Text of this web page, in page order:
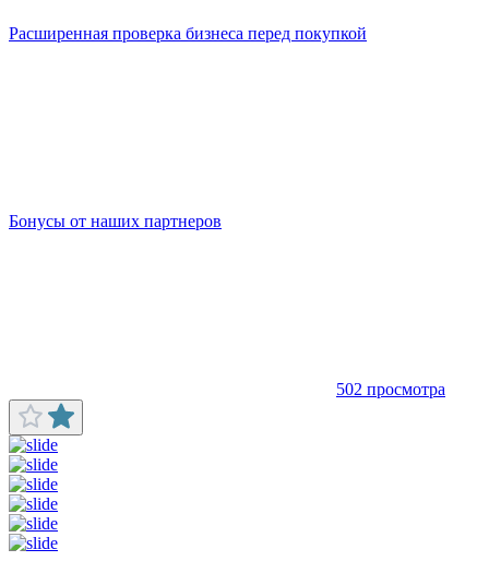
Расширенная проверка бизнеса перед покупкой
Бонусы от наших партнеров
502 просмотра